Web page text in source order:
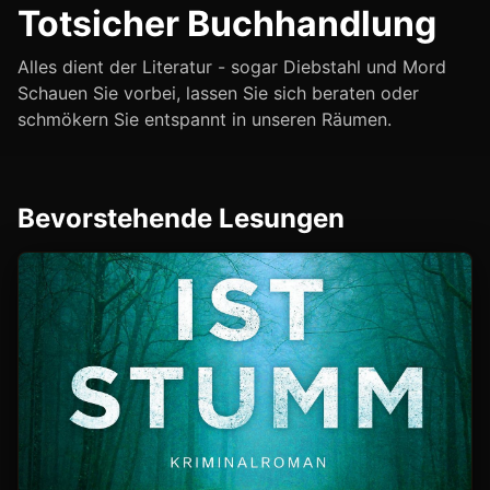
Totsicher Buchhandlung
Alles dient der Literatur - sogar Diebstahl und Mord
Schauen Sie vorbei, lassen Sie sich beraten oder
schmökern Sie entspannt in unseren Räumen.
Bevorstehende Lesungen